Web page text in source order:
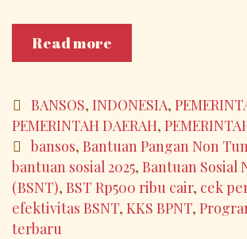
Read more
Program
Sosial
Non-
Tunai:
Mencapai
Keadilan
Sosial
yang
Categories
BANSOS, INDONESIA,
PEMERINTAH DAERAH,
Tags
bansos, Bantuan Pangan Non
bantuan sosial 2025, Bantuan Sosial
(BSNT), BST Rp500 ribu cair, cek
efektivitas BSNT, KKS BPNT,
terbaru